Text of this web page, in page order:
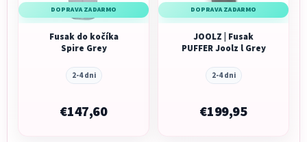
DOPRAVA ZADARMO
Fusak do kočíka
Spire Grey
2-4 dni
€147,60
DOPRAVA ZADARMO
JOOLZ | Fusak
PUFFER Joolz l Grey
2-4 dni
€199,95